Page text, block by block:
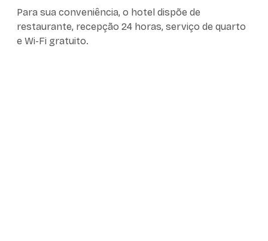
Para sua conveniência, o hotel dispõe de
restaurante, recepção 24 horas, serviço de quarto
e Wi-Fi gratuito.